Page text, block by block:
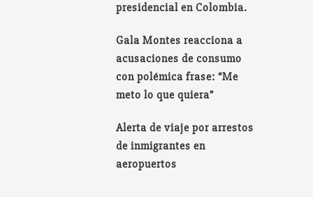
presidencial en Colombia.
Gala Montes reacciona a
acusaciones de consumo
con polémica frase: “Me
meto lo que quiera”
Alerta de viaje por arrestos
de inmigrantes en
aeropuertos